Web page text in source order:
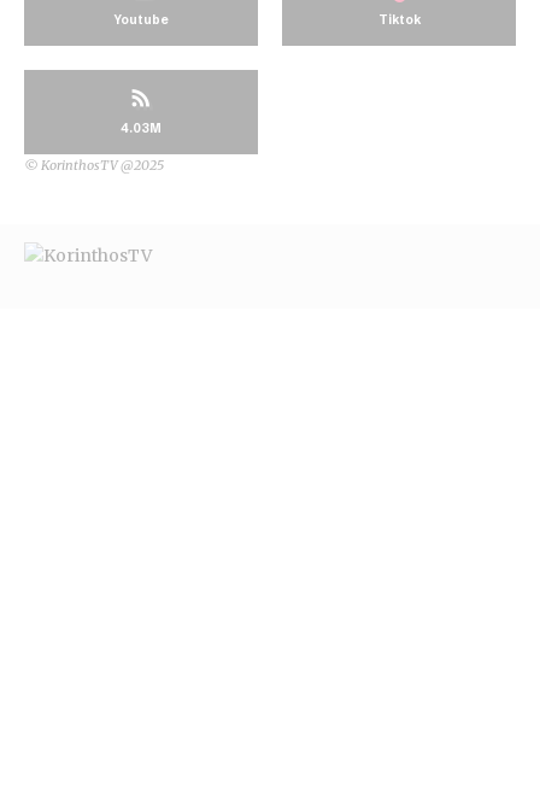
Youtube Tiktok
4.03M
© KorinthosTV @2025